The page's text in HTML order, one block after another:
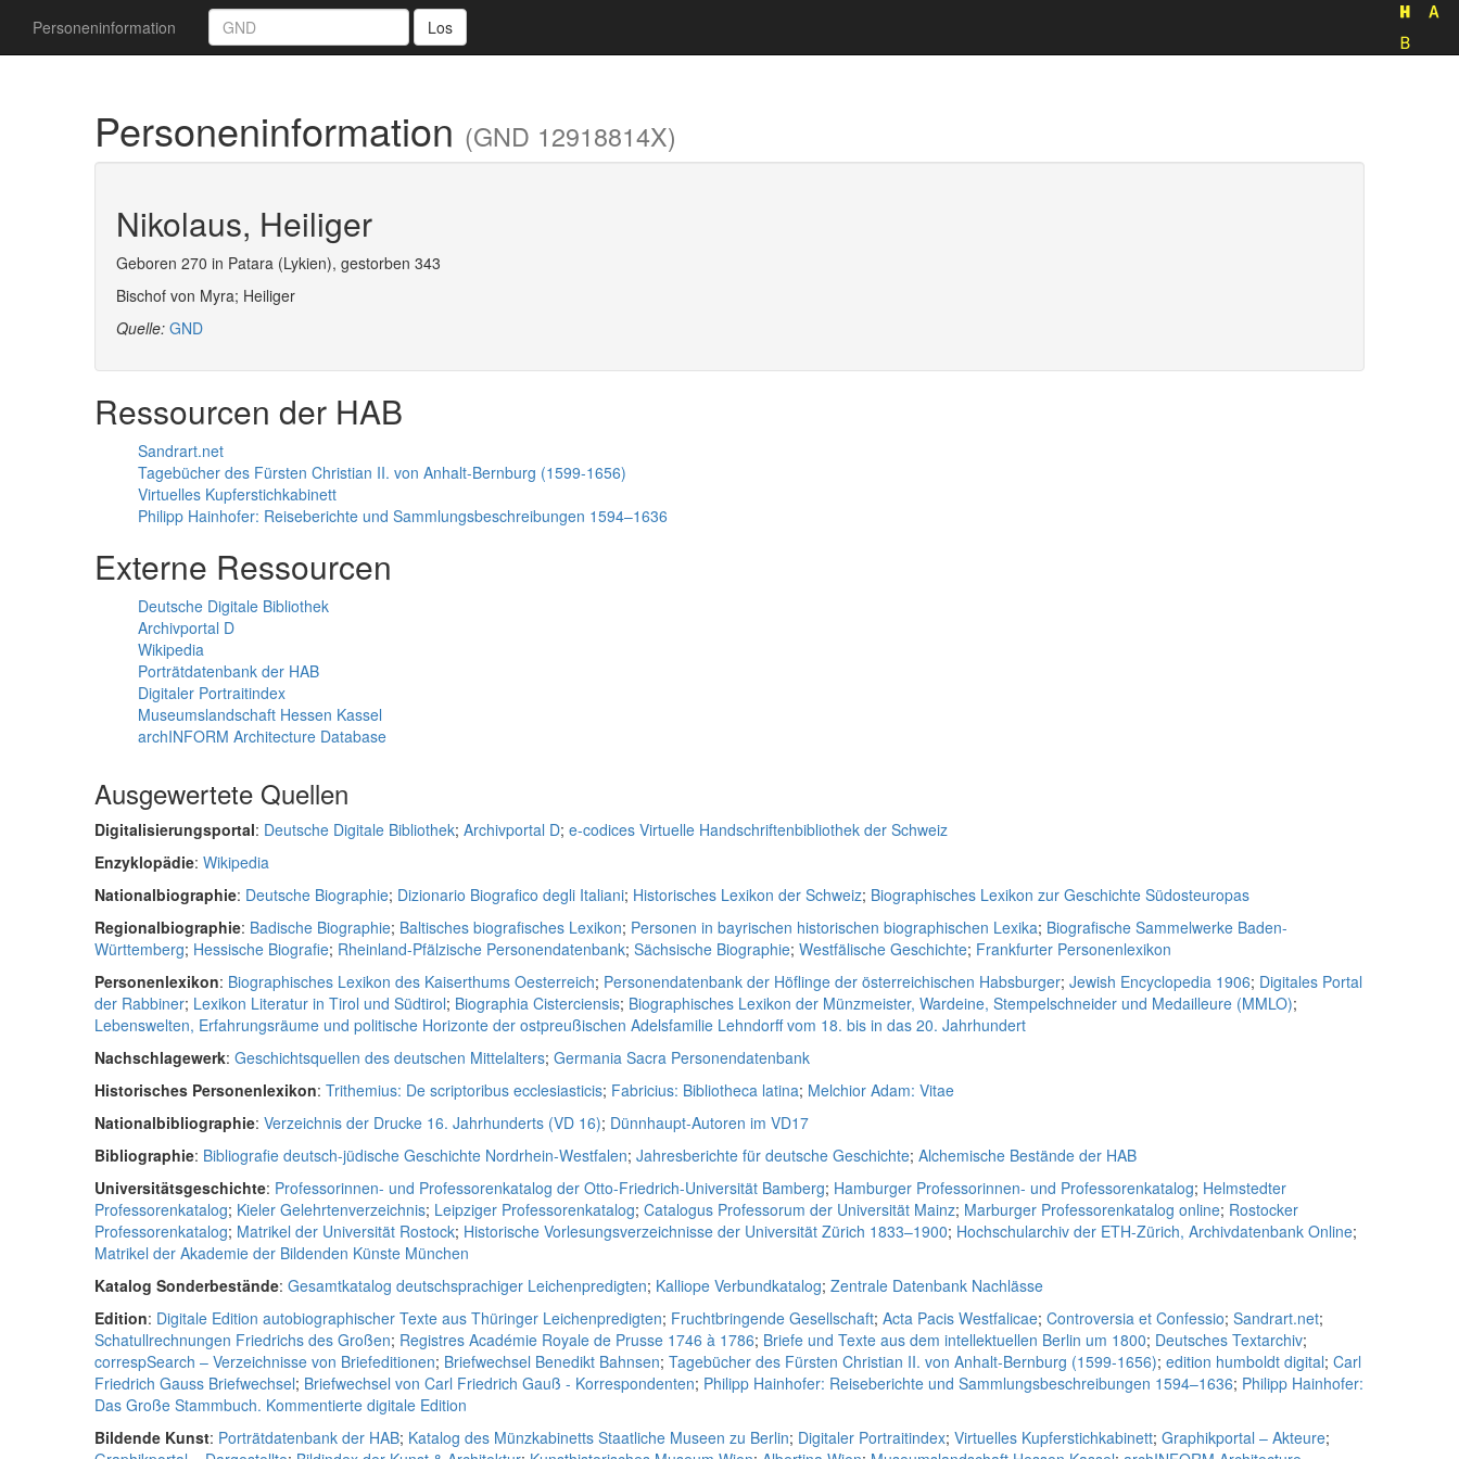
Personeninformation Los
Personeninformation (GND 12918814X)
Nikolaus, Heiliger
Geboren 270 in Patara (Lykien), gestorben 343
Bischof von Myra; Heiliger
Quelle: GND
Ressourcen der HAB
Sandrart.net
Tagebücher des Fürsten Christian II. von Anhalt-Bernburg (1599-1656)
Virtuelles Kupferstichkabinett
Philipp Hainhofer: Reiseberichte und Sammlungsbeschreibungen 1594–1636
Externe Ressourcen
Deutsche Digitale Bibliothek
Archivportal D
Wikipedia
Porträtdatenbank der HAB
Digitaler Portraitindex
Museumslandschaft Hessen Kassel
archINFORM Architecture Database
Ausgewertete Quellen
Digitalisierungsportal: Deutsche Digitale Bibliothek; Archivportal D; e-codices Virtuelle Handschriftenbibliothek der Schweiz
Enzyklopädie: Wikipedia
Nationalbiographie: Deutsche Biographie; Dizionario Biografico degli Italiani; Historisches Lexikon der Schweiz; Biographisches Lexikon zur Geschichte Südosteuropas
Regionalbiographie: Badische Biographie; Baltisches biografisches Lexikon; Personen in bayrischen historischen biographischen Lexika; Biografische Sammelwerke Baden-
Württemberg; Hessische Biografie; Rheinland-Pfälzische Personendatenbank; Sächsische Biographie; Westfälische Geschichte; Frankfurter Personenlexikon
Personenlexikon: Biographisches Lexikon des Kaiserthums Oesterreich; Personendatenbank der Höflinge der österreichischen Habsburger; Jewish Encyclopedia 1906; Digitales Portal
der Rabbiner; Lexikon Literatur in Tirol und Südtirol; Biographia Cisterciensis; Biographisches Lexikon der Münzmeister, Wardeine, Stempelschneider und Medailleure (MMLO);
Lebenswelten, Erfahrungsräume und politische Horizonte der ostpreußischen Adelsfamilie Lehndorff vom 18. bis in das 20. Jahrhundert
Nachschlagewerk: Geschichtsquellen des deutschen Mittelalters; Germania Sacra Personendatenbank
Historisches Personenlexikon: Trithemius: De scriptoribus ecclesiasticis; Fabricius: Bibliotheca latina; Melchior Adam: Vitae
Nationalbibliographie: Verzeichnis der Drucke 16. Jahrhunderts (VD 16); Dünnhaupt-Autoren im VD17
Bibliographie: Bibliografie deutsch-jüdische Geschichte Nordrhein-Westfalen; Jahresberichte für deutsche Geschichte; Alchemische Bestände der HAB
Universitätsgeschichte: Professorinnen- und Professorenkatalog der Otto-Friedrich-Universität Bamberg; Hamburger Professorinnen- und Professorenkatalog; Helmstedter
Professorenkatalog; Kieler Gelehrtenverzeichnis; Leipziger Professorenkatalog; Catalogus Professorum der Universität Mainz; Marburger Professorenkatalog online; Rostocker
Professorenkatalog; Matrikel der Universität Rostock; Historische Vorlesungsverzeichnisse der Universität Zürich 1833–1900; Hochschularchiv der ETH-Zürich, Archivdatenbank Online;
Matrikel der Akademie der Bildenden Künste München
Katalog Sonderbestände: Gesamtkatalog deutschsprachiger Leichenpredigten; Kalliope Verbundkatalog; Zentrale Datenbank Nachlässe
Edition: Digitale Edition autobiographischer Texte aus Thüringer Leichenpredigten; Fruchtbringende Gesellschaft; Acta Pacis Westfalicae; Controversia et Confessio; Sandrart.net;
Schatullrechnungen Friedrichs des Großen; Registres Académie Royale de Prusse 1746 à 1786; Briefe und Texte aus dem intellektuellen Berlin um 1800; Deutsches Textarchiv;
correspSearch – Verzeichnisse von Briefeditionen; Briefwechsel Benedikt Bahnsen; Tagebücher des Fürsten Christian II. von Anhalt-Bernburg (1599-1656); edition humboldt digital; Carl
Friedrich Gauss Briefwechsel; Briefwechsel von Carl Friedrich Gauß - Korrespondenten; Philipp Hainhofer: Reiseberichte und Sammlungsbeschreibungen 1594–1636; Philipp Hainhofer:
Das Große Stammbuch. Kommentierte digitale Edition
Bildende Kunst: Porträtdatenbank der HAB; Katalog des Münzkabinetts Staatliche Museen zu Berlin; Digitaler Portraitindex; Virtuelles Kupferstichkabinett; Graphikportal – Akteure;